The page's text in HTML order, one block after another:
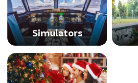
Simulators